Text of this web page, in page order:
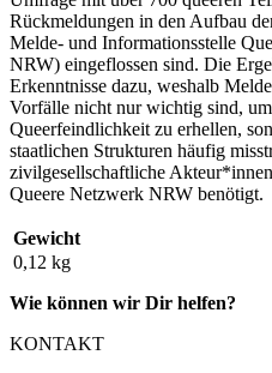
Rückmeldungen in den Aufbau
Melde- und Informationsstelle
NRW) eingeflossen sind. Die
Erkenntnisse dazu, weshalb
Vorfälle nicht nur wichtig sind,
Queerfeindlichkeit zu erhellen,
staatlichen Strukturen häufig
zivilgesellschaftliche
Queere Netzwerk NRW benötigt.
Gewicht
0,12 kg
Wie können wir Dir helfen?
KONTAKT